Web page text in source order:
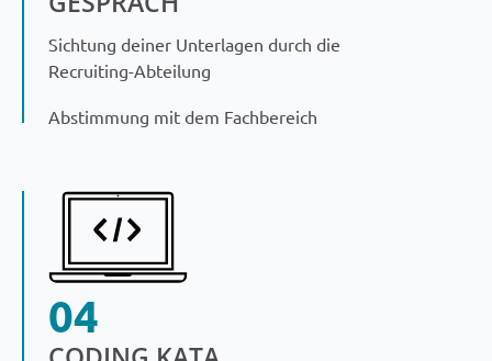
Sichtung deiner Unterlagen durch die
Recruiting-Abteilung
Abstimmung mit dem Fachbereich
04